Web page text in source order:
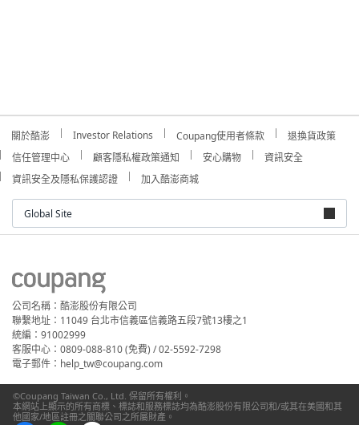
關於酷澎 Investor Relations Coupang使用者條款
退換貨政策
信任管理中心
顧客隱私權政策通知 安心購物
資訊安全
資訊安全及隱私保護認證
加入酷澎商城
Global Site
公司名稱：酷澎股份有限公司
聯繫地址：11049 台北市信義區信義路五段7號13樓之1
統編：91002999
客服中心：0809-088-810 (免費) / 02-5592-7298
電子郵件：help_tw@coupang.com
©Coupang Taiwan Co., Ltd. 保留所有權利。
本網站上顯示的所有商標、標誌和服務標誌均為酷澎股份有限公司和/或其在美國和其
他國家/地區註冊之關聯公司之所屬財產。